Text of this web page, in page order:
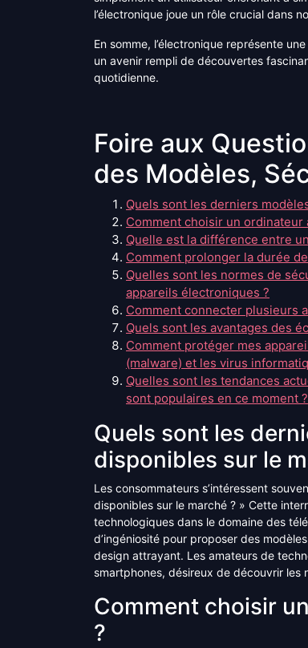
l’électronique joue un rôle crucial dans
En somme, l’électronique représente
un avenir rempli de découvertes
quotidienne.
Foire aux
des Modèles,
Quels sont les derniers
Comment choisir un ordinateur
Quelle est la différence entre
Comment prolonger la durée
Quelles sont les normes de
appareils électroniques ?
Comment connecter plusieurs
Quels sont les avantages des
Comment protéger mes
(malware) et les virus
Quelles sont les tendances
sont populaires en ce moment ?
Quels sont les
disponibles sur le
Les consommateurs s’intéressent
disponibles sur le marché ? » Cette
technologiques dans le domaine des
d’ingéniosité pour proposer des
design attrayant. Les amateurs de
smartphones, désireux de découvrir les
Comment choisir
?